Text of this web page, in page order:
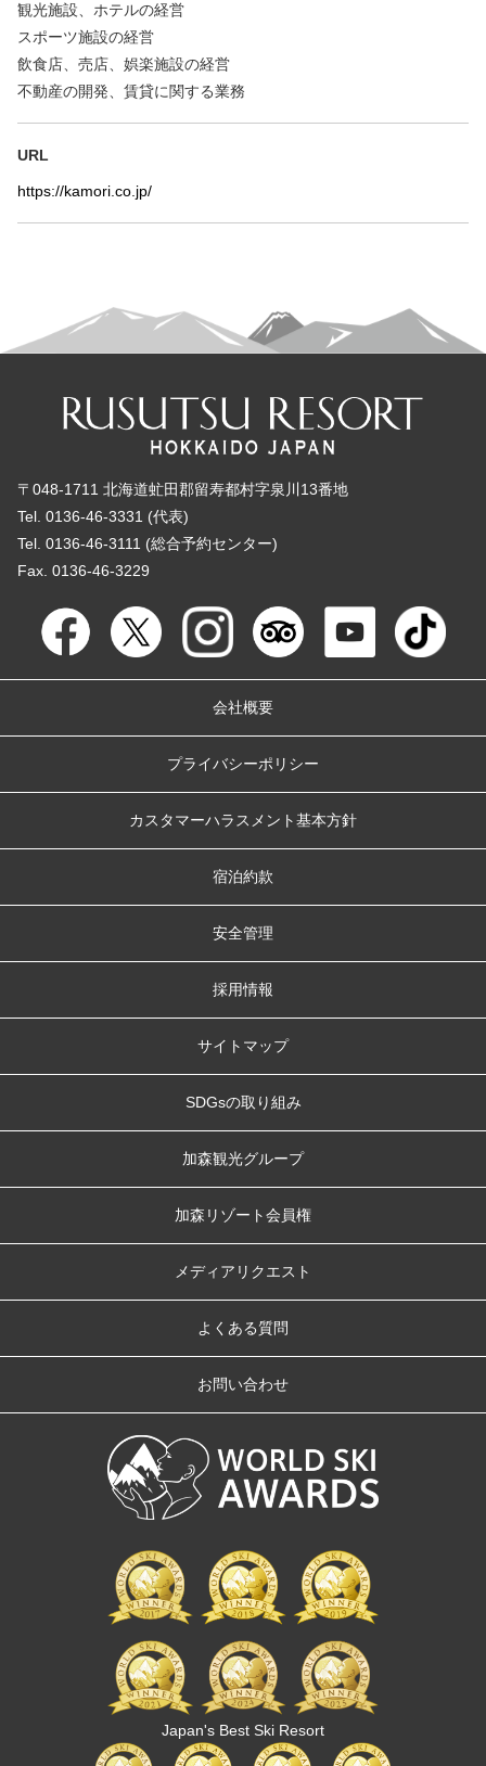
観光施設、ホテルの経営
スポーツ施設の経営
飲食店、売店、娯楽施設の経営
不動産の開発、賃貸に関する業務
URL
https://kamori.co.jp/
〒048-1711 北海道虻田郡留寿都村字泉川13番地
Tel. 0136-46-3331 (代表)
Tel. 0136-46-3111 (総合予約センター)
Fax. 0136-46-3229
Japan's Best Ski Resort
会社概要
プライバシーポリシー
カスタマーハラスメント基本方針
宿泊約款
安全管理
採用情報
サイトマップ
SDGsの取り組み
加森観光グループ
加森リゾート会員権
メディアリクエスト
よくある質問
お問い合わせ